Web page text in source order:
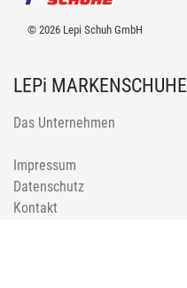
© 2026 Lepi Schuh GmbH
LEPi MARKENSCHUHE
Das Unternehmen
Impressum
Datenschutz
Kontakt